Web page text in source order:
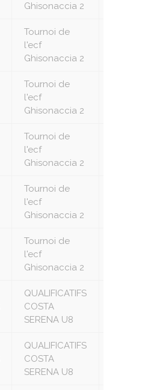
Ghisonaccia 2
Tournoi de
l'ecf
Ghisonaccia 2
Tournoi de
l'ecf
Ghisonaccia 2
Tournoi de
l'ecf
Ghisonaccia 2
Tournoi de
l'ecf
Ghisonaccia 2
Tournoi de
l'ecf
Ghisonaccia 2
QUALIFICATIFS
COSTA
SERENA U8
QUALIFICATIFS
COSTA
SERENA U8